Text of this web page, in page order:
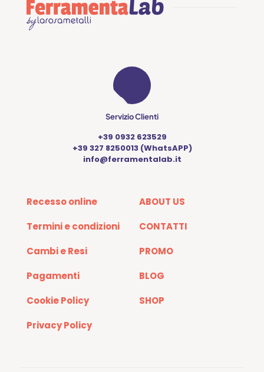
Servizio Clienti
+39 0932 623529
+39 327 8250013 (WhatsAPP)
info@ferramentalab.it
Recesso online
Termini e condizioni
Cambi e Resi
Pagamenti
Cookie Policy
Privacy Policy
ABOUT US
CONTATTI
PROMO
BLOG
SHOP